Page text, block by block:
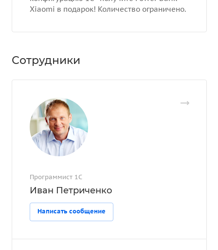
Xiaomi в подарок! Количество ограничено.
Сотрудники
Программист 1С
Иван Петриченко
Написать сообщение